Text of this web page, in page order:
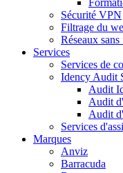
Sécurité VPN
Filtrage du
Réseaux
Services
Services de
Idency Audit
Audit
Audit
Audit
Services
Marques
Anviz
Barracuda